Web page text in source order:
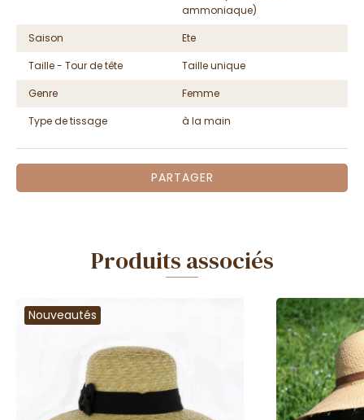
ammoniaque)
Saison
Ete
Taille - Tour de tête
Taille unique
Genre
Femme
Type de tissage
à la main
PARTAGER
Produits associés
Nouveautés